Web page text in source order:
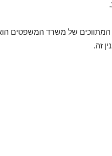
המתווכים של משרד המשפטים
זה.